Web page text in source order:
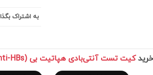
به اشتراک
کیت تست آنتی‌بادی هپاتیت بی (Anti-HBs)